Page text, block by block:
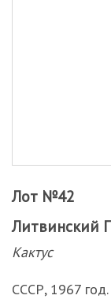
Лот №42
Литвинский
Кактус
СССР, 1967